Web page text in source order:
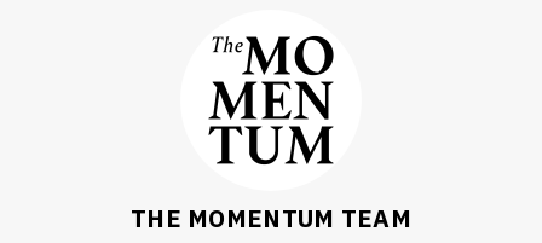
THE MOMENTUM TEAM